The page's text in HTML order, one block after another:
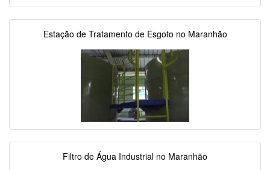
Estação de Tratamento de Esgoto no Maranhão
Filtro de Água Industrial no Maranhão